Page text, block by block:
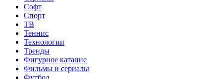
Софт
Спорт
ТВ
Теннис
Технологии
Тренды
Фигурное катание
Фильмы и сериалы
Футбол